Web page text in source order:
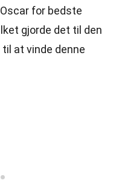
for bedste
gjorde det til den
at vinde denne